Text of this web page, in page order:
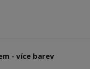
- více barev